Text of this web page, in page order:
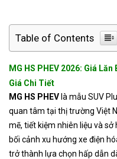
TIN
TỨC
LIÊN
Table of Contents
MG HS PHEV 2026: Giá
Giá Chi Tiết
MG HS PHEV là mẫu SUV
quan tâm tại thị trường Việt
mẽ, tiết kiệm nhiên liệu và sở
bối cảnh xu hướng xe điện
trở thành lựa chọn hấp dẫn